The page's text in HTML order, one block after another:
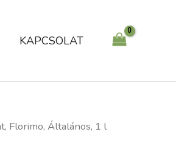
KAPCSOLAT
Florimo, Általános, 1 l